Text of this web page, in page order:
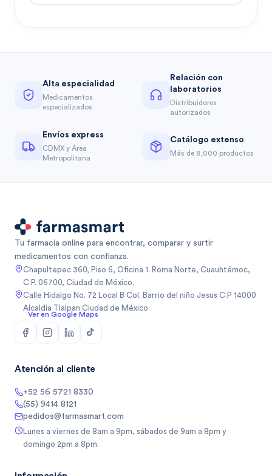
Alta especialidad
Medicamentos
especializados
Relación con
laboratorios
Distribuidores
autorizados
Envíos express
CDMX y Área
Metropolitana
Catálogo extenso
Más de 8,000 productos
Tu farmacia online para encontrar, comparar y surtir
medicamentos con confianza.
Chapultepec 360, Piso 6, Oficina 1. Roma Norte, Cuauhtémoc,
C.P. 06700, Ciudad de México.
Calle Hidalgo No. 72 Local B Col. Barrio del niño Jesus C.P 14000
Alcaldia Tlalpan Ciudad de México
Ver en Google Maps
Atención al cliente
+52 56 5721 8330
(55) 9414 8121
pedidos@farmasmart.com
Lunes a viernes de 8am a 9pm, sábados de 9am a 8pm y
domingo 2pm a 8pm.